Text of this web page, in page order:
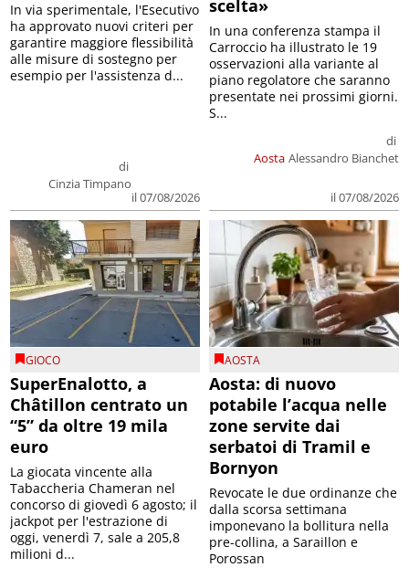
di
Cinzia Timpano
il 07/08/2026
In via sperimentale, l'Esecutivo
ha approvato nuovi criteri per
garantire maggiore flessibilità
alle misure di sostegno per
esempio per l'assistenza d...
scelta»
Aosta
di
Alessandro Bianchet
il 07/08/2026
In una conferenza stampa il
Carroccio ha illustrato le 19
osservazioni alla variante al
piano regolatore che saranno
presentate nei prossimi giorni.
S...
GIOCO
SuperEnalotto, a
Châtillon centrato un
“5” da oltre 19 mila
euro
La giocata vincente alla
Tabaccheria Chameran nel
concorso di giovedì 6 agosto; il
jackpot per l'estrazione di
oggi, venerdì 7, sale a 205,8
milioni d...
AOSTA
Aosta: di nuovo
potabile l’acqua nelle
zone servite dai
serbatoi di Tramil e
Bornyon
Revocate le due ordinanze che
dalla scorsa settimana
imponevano la bollitura nella
pre-collina, a Saraillon e
Porossan